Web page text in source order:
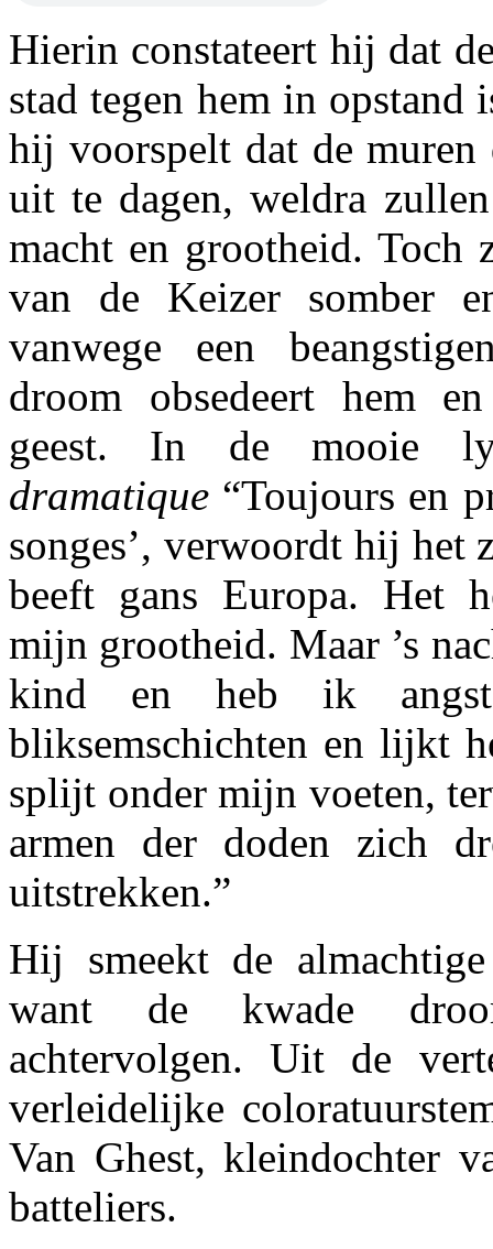
Hierin constateert hij dat
stad tegen hem in opstand
hij voorspelt dat de muren
uit te dagen, weldra
macht en grootheid. Toch
van de Keizer somber
vanwege een
droom obsedeert hem
geest. In de mooie
dramatique “Toujours en
songes’, verwoordt hij het
beeft gans Europa. Het
mijn grootheid. Maar ’s
kind en heb ik
bliksemschichten en lijkt
splijt onder mijn voeten,
armen der doden zich
uitstrekken.”
Hij smeekt de
want de kwade
achtervolgen. Uit de
verleidelijke
Van Ghest, kleindochter
batteliers.